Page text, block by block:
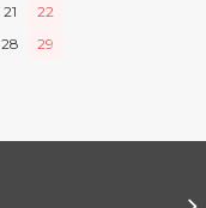
21
22
28
29